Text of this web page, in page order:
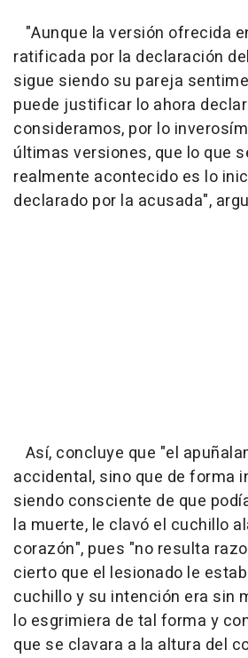
"Aunque la versión ofrecida
ratificada por la declaración
sigue siendo su pareja
puede justificar lo ahora
consideramos, por lo
últimas versiones, que lo que
realmente acontecido es lo
declarado por la acusada",
Así, concluye que "el
accidental, sino que de forma
siendo consciente de que
la muerte, le clavó el cuchillo
corazón", pues "no resulta
cierto que el lesionado le
cuchillo y su intención era sin
lo esgrimiera de tal forma y
que se clavara a la altura del